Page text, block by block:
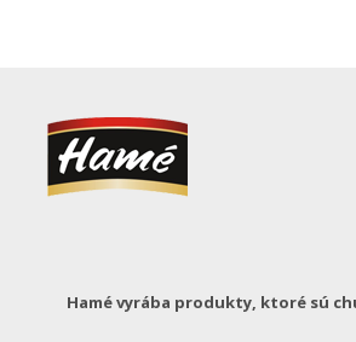
Hamé vyrába produkty, ktoré sú